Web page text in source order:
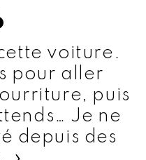
voiture.
pour aller
puis
Je ne
depuis des